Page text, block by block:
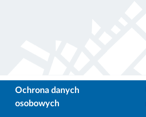
Ochrona danych
osobowych